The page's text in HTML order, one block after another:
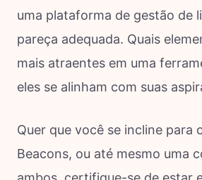
uma plataforma de gestão de
pareça adequada. Quais
mais atraentes em uma
eles se alinham com suas
Quer que você se incline para
Beacons, ou até mesmo uma